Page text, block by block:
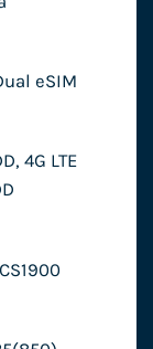
eSIM
4G LTE